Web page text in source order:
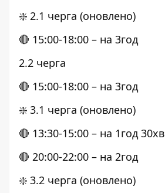
❇️ 2.1 черга (оновлено)
🔴 15:00-18:00 – на 3год
2.2 черга
🔴 15:00-18:00 – на 3год
❇️ 3.1 черга (оновлено)
🔴 13:30-15:00 – на 1год 30хв
🔴 20:00-22:00 – на 2год
❇️ 3.2 черга (оновлено)